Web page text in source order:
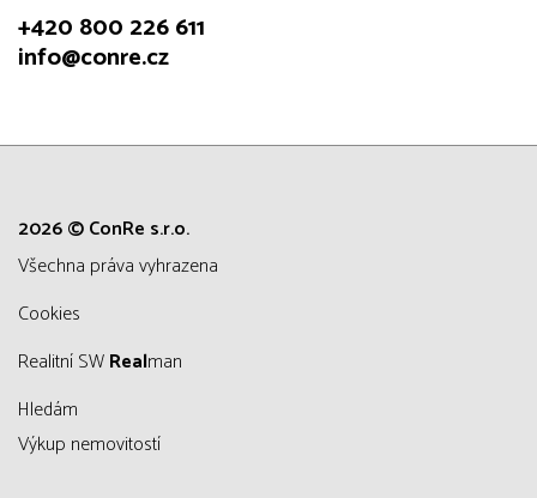
+420 800 226 611
info@conre.cz
2026 © ConRe s.r.o.
všechna práva vyhrazena
Cookies
Realitní SWRealman
Hledám
Výkup nemovitostí